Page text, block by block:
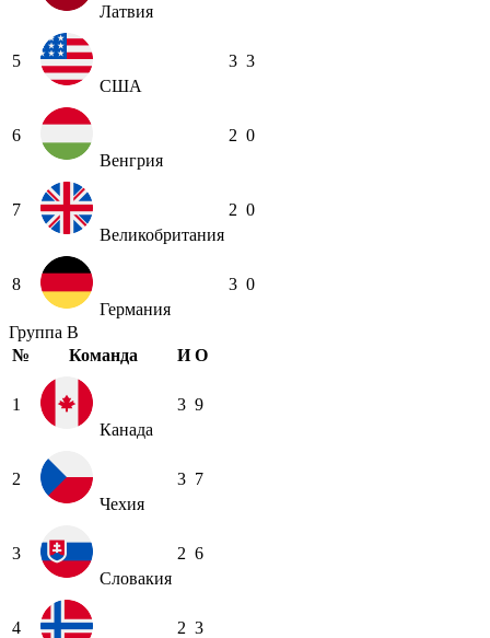
Латвия
5
США
3 3
6
Венгрия
2 0
7
Великобритания
2 0
8
Германия
3 0
Группа B
№
Команда И О
1
Канада
3 9
2
Чехия
3 7
3
Словакия
2 6
4
2 3